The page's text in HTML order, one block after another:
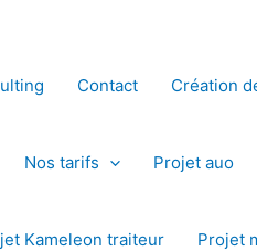
Contact Création
Nos tarifs Projet auo
Kameleon traiteur Projet